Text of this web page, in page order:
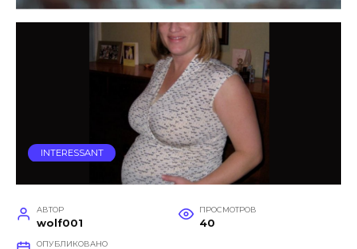
INTERESSANT
АВТОР
wolf001
ПРОСМОТРОВ
40
ОПУБЛИКОВАНО